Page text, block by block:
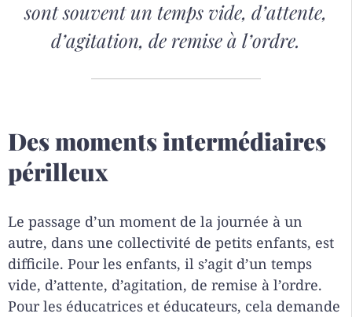
sont souvent un temps vide, d’attente,
d’agitation, de remise à l’ordre.
Des moments intermédiaires
périlleux
Le passage d’un moment de la journée à un
autre, dans une collectivité de petits enfants, est
difficile. Pour les enfants, il s’agit d’un temps
vide, d’attente, d’agitation, de remise à l’ordre.
Pour les éducatrices et éducateurs, cela demande